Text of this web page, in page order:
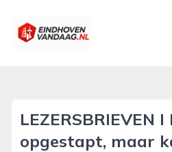
eindhovenvandaag.nl
LEZERSBRIEVEN
opgestapt, maar